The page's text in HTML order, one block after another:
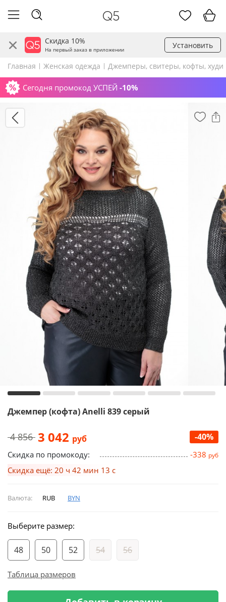
Скидка 10%
На первый заказ в приложении Установить
Главная Женская одежда Джемперы, свитеры, кофты, худи
Сегодня промокод УСПЕЙ -10%
Джемпер (кофта) Anelli 839 серый
4 856 3 042 руб -40%
Скидка по промокоду: -338 руб
Скидка ещё: 20 ч 42 мин 13 с
Валюта: RUB BYN
Выберите размер:
48 50 52 54 56
Таблица размеров